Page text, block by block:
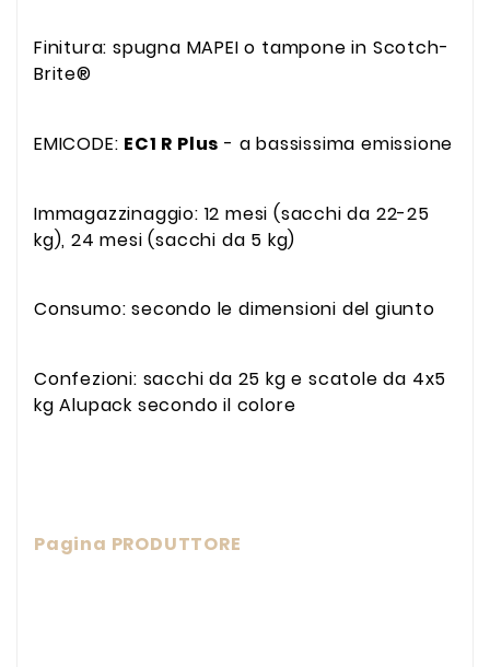
Finitura: spugna MAPEI o tampone in Scotch-
Brite®
EMICODE: EC1 R Plus - a bassissima emissione
Immagazzinaggio: 12 mesi (sacchi da 22-25
kg), 24 mesi (sacchi da 5 kg)
Consumo: secondo le dimensioni del giunto
Confezioni: sacchi da 25 kg e scatole da 4x5
kg Alupack secondo il colore
Pagina PRODUTTORE